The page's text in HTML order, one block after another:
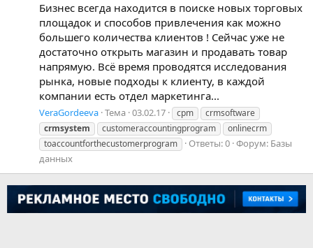
Бизнес всегда находится в поиске новых торговых
площадок и способов привлечения как можно
большего количества клиентов ! Сейчас уже не
достаточно открыть магазин и продавать товар
напрямую. Всё время проводятся исследования
рынка, новые подходы к клиенту, в каждой
компании есть отдел маркетинга...
VeraGordeeva Тема 03.02.17 cpm
crmsoftware
crmsystem
customeraccountingprogram
onlinecrm
toaccountforthecustomerprogram
Ответы: 0 Форум: Базы
данных